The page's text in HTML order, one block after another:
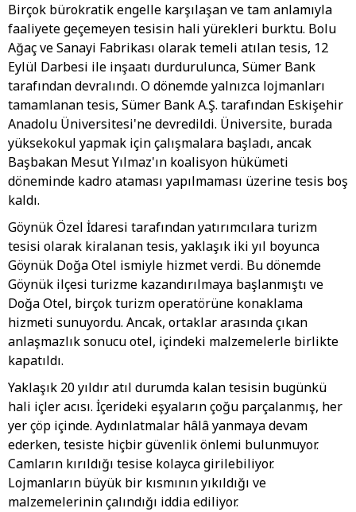
Birçok bürokratik engelle karşılaşan ve tam anlamıyla
faaliyete geçemeyen tesisin hali yürekleri burktu. Bolu
Ağaç ve Sanayi Fabrikası olarak temeli atılan tesis, 12
Eylül Darbesi ile inşaatı durdurulunca, Sümer Bank
tarafından devralındı. O dönemde yalnızca lojmanları
tamamlanan tesis, Sümer Bank A.Ş. tarafından Eskişehir
Anadolu Üniversitesi'ne devredildi. Üniversite, burada
yüksekokul yapmak için çalışmalara başladı, ancak
Başbakan Mesut Yılmaz'ın koalisyon hükümeti
döneminde kadro ataması yapılmaması üzerine tesis boş
kaldı.
Göynük Özel İdaresi tarafından yatırımcılara turizm
tesisi olarak kiralanan tesis, yaklaşık iki yıl boyunca
Göynük Doğa Otel ismiyle hizmet verdi. Bu dönemde
Göynük ilçesi turizme kazandırılmaya başlanmıştı ve
Doğa Otel, birçok turizm operatörüne konaklama
hizmeti sunuyordu. Ancak, ortaklar arasında çıkan
anlaşmazlık sonucu otel, içindeki malzemelerle birlikte
kapatıldı.
Yaklaşık 20 yıldır atıl durumda kalan tesisin bugünkü
hali içler acısı. İçerideki eşyaların çoğu parçalanmış, her
yer çöp içinde. Aydınlatmalar hâlâ yanmaya devam
ederken, tesiste hiçbir güvenlik önlemi bulunmuyor.
Camların kırıldığı tesise kolayca girilebiliyor.
Lojmanların büyük bir kısmının yıkıldığı ve
malzemelerinin çalındığı iddia ediliyor.